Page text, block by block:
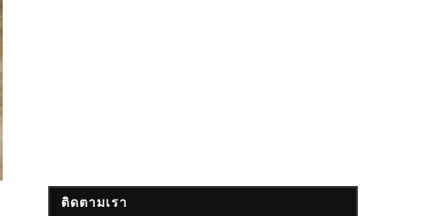
ติดตามเรา